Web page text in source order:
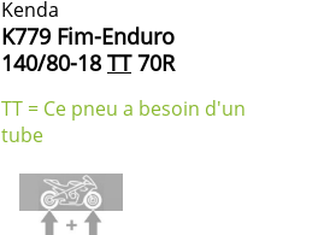
Kenda
K779 Fim-Enduro
140/80-18 TT70R
TT = Ce pneu a besoin d'un
tube